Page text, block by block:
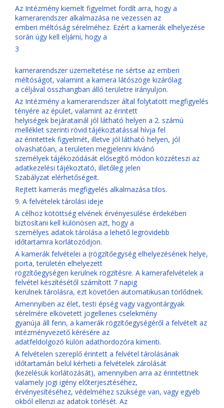
Az Intézmény kiemelt figyelmet fordít arra, hogy a
kamerarendszer alkalmazása ne vezessen az
emberi méltóság sérelméhez. Ezért a kamerák elhelyezése
során úgy kell eljárni, hogy a
3
kamerarendszer üzemeltetése ne sértse az emberi
méltóságot, valamint a kamera látószöge kizárólag
a céljával összhangban álló területre irányuljon.
Az Intézmény a kamerarendszer által folytatott megfigyelés
tényére az épület, valamint az érintett
helyiségek bejáratainál jól látható helyen a 2. számú
melléklet szerinti rövid tájékoztatással hívja fel
az érintettek figyelmét, illetve jól látható helyen, jól
olvashatóan, a területen megjelenni kívánó
személyek tájékozódását elősegítő módon közzéteszi az
adatkezelési tájékoztató, illetőleg jelen
Szabályzat elérhetőségeit.
Rejtett kamerás megfigyelés alkalmazása tilos.
9. A felvételek tárolási ideje
A célhoz kötöttség elvének érvényesülése érdekében
biztosítani kell különösen azt, hogy a
személyes adatok tárolása a lehető legrövidebb
időtartamra korlátozódjon.
A kamerák felvételei a (rögzítőegység elhelyezésének helye,
porta, területén elhelyezett
rögzítőegységen kerülnek rögzítésre. A kamerafelvételek a
felvétel készítésétől számított 7 napig
kerülnek tárolásra, ezt követően automatikusan törlődnek.
Amennyiben az élet, testi épség vagy vagyontárgyak
sérelmére elkövetett jogellenes cselekmény
gyanúja áll fenn, a kamerák rögzítőegységéről a felvételt az
intézményvezető kérésére az
adatfeldolgozó külön adathordozóra kimenti.
A felvételen szereplő érintett a felvétel tárolásának
időtartamán belül kérheti a felvételek zárolását
(kezelésük korlátozását), amennyiben arra az érintettnek
valamely jogi igény előterjesztéséhez,
érvényesítéséhez, védelméhez szüksége van, vagy egyéb
okból ellenzi az adatok törlését. Az